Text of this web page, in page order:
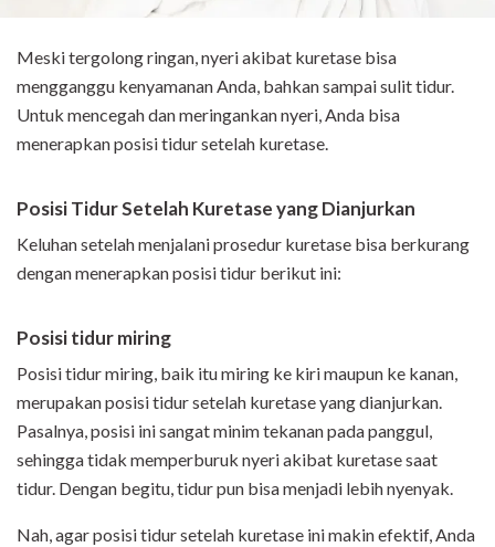
Meski tergolong ringan, nyeri akibat kuretase bisa
mengganggu kenyamanan Anda, bahkan sampai sulit tidur.
Untuk mencegah dan meringankan nyeri, Anda bisa
menerapkan posisi tidur setelah kuretase.
Posisi Tidur Setelah Kuretase yang Dianjurkan
Keluhan setelah menjalani prosedur kuretase bisa berkurang
dengan menerapkan posisi tidur berikut ini:
Posisi tidur miring
Posisi tidur miring, baik itu miring ke kiri maupun ke kanan,
merupakan posisi tidur setelah kuretase yang dianjurkan.
Pasalnya, posisi ini sangat minim tekanan pada panggul,
sehingga tidak memperburuk nyeri akibat kuretase saat
tidur. Dengan begitu, tidur pun bisa menjadi lebih nyenyak.
Nah, agar posisi tidur setelah kuretase ini makin efektif, Anda